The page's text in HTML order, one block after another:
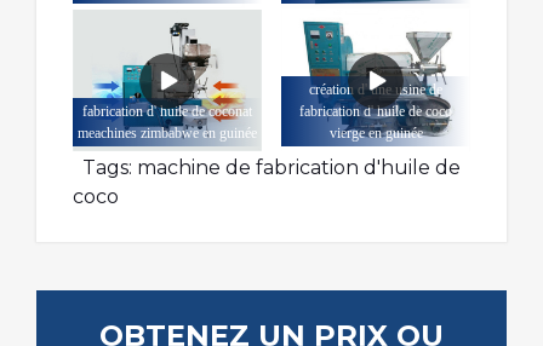
fabrication d' huile de coconat
meachines zimbabwe en guinée
création d' une usine de
fabrication d' huile de coco
vierge en guinée
Tags: machine de fabrication d'huile de
coco
OBTENEZ UN PRIX OU